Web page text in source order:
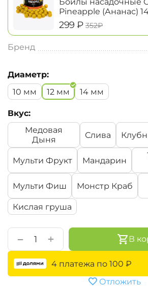
Pineapple (Ананас)
‍299‍ ₽ ‍352‍₽
Бренд
Диаметр:
10 мм
12 мм 14 мм
Вкус:
Медовая
Дыня
Слива
Мульти Фрукт Мандарин
Мульти Фиш Монстр Краб
Кислая груша
+
− В
4 платежа по 100 ₽
Отложить